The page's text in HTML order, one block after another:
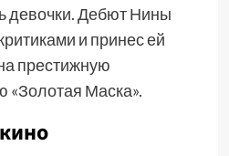
девочки. Дебют Нины
и принес ей
престижную
«Золотая Маска».